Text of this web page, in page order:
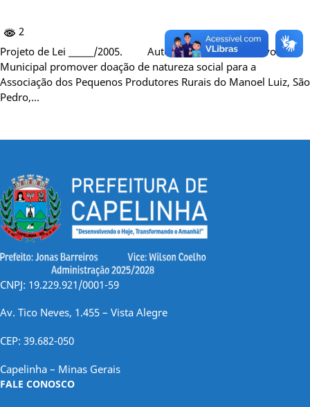
2
Projeto de Lei ______/2005. Autoriza o Poder Executivo
Municipal promover doação de natureza social para a
Associação dos Pequenos Produtores Rurais do Manoel Luiz, São
Pedro,…
CNPJ: 19.229.921/0001-59
Av. Tico Neves, 1.455 – Vista Alegre
CEP: 39.682-050
Capelinha – Minas Gerais
FALE CONOSCO